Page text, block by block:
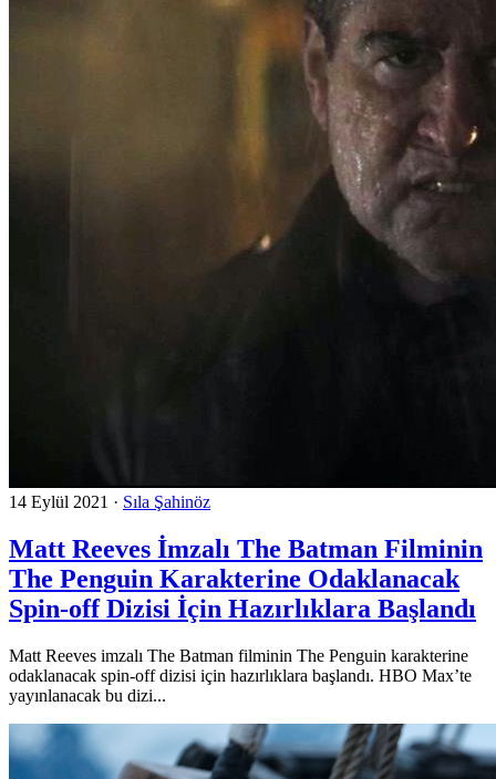
14 Eylül 2021 · Sıla Şahinöz
Matt Reeves İmzalı The Batman Filminin
The Penguin Karakterine Odaklanacak
Spin-off Dizisi İçin Hazırlıklara Başlandı
Matt Reeves imzalı The Batman filminin The Penguin karakterine
odaklanacak spin-off dizisi için hazırlıklara başlandı. HBO Max’te
yayınlanacak bu dizi...